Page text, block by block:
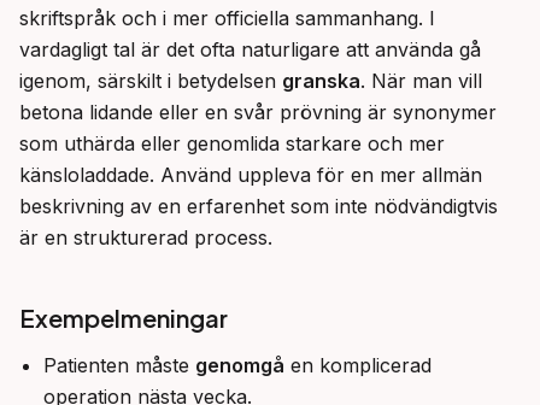
skriftspråk och i mer officiella sammanhang. I
vardagligt tal är det ofta naturligare att använda gå
igenom, särskilt i betydelsen granska. När man vill
betona lidande eller en svår prövning är synonymer
som uthärda eller genomlida starkare och mer
känsloladdade. Använd uppleva för en mer allmän
beskrivning av en erfarenhet som inte nödvändigtvis
är en strukturerad process.
Exempelmeningar
Patienten måste genomgå en komplicerad
operation nästa vecka.